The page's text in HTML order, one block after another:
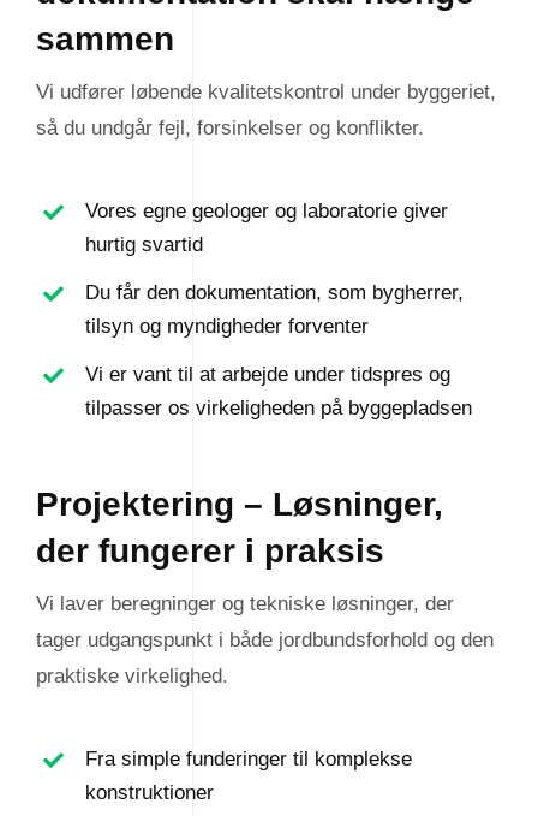
sammen
Vi udfører løbende kvalitetskontrol under byggeriet,
så du undgår fejl, forsinkelser og konflikter.
Vores egne geologer og laboratorie giver
hurtig svartid
Du får den dokumentation, som bygherrer,
tilsyn og myndigheder forventer
Vi er vant til at arbejde under tidspres og
tilpasser os virkeligheden på byggepladsen
Projektering – Løsninger,
der fungerer i praksis
Vi laver beregninger og tekniske løsninger, der
tager udgangspunkt i både jordbundsforhold og den
praktiske virkelighed.
Fra simple funderinger til komplekse
konstruktioner